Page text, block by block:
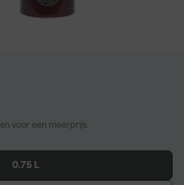
voor een meerprijs.
0.75 L